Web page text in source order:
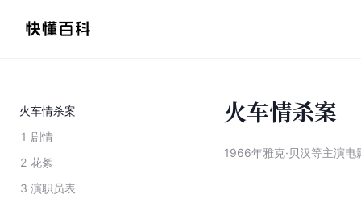
火车情杀案
1 剧情
2 花絮
3 演职员表
火车情杀案
1966年雅克·贝汉等主演电